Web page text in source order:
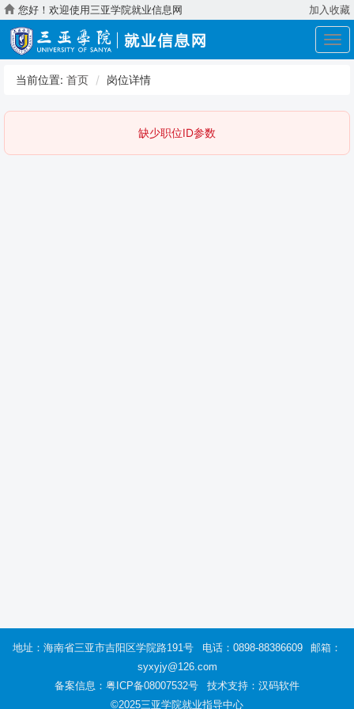
您好！欢迎使用三亚学院就业信息网 加入收藏
展
开
当前位置: 首页 岗位详情
缺少职位ID参数
地址：海南省三亚市吉阳区学院路191号 电话：0898-88386609
邮箱：
syxyjy@126.com
备案信息：粤ICP备08007532号
技术支持：汉码软件
©2025三亚学院就业指导中心